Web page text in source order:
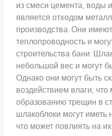
из смеси цемента, воды
является отходом
производства. Они
теплопроводность и
строительства бани.
небольшой вес и могут
Однако они могут быть
воздействием влаги, что
образованию трещин в
шлакоблоки могут иметь
что может повлиять на